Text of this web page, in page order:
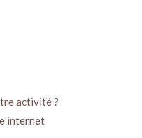
activité ?
internet